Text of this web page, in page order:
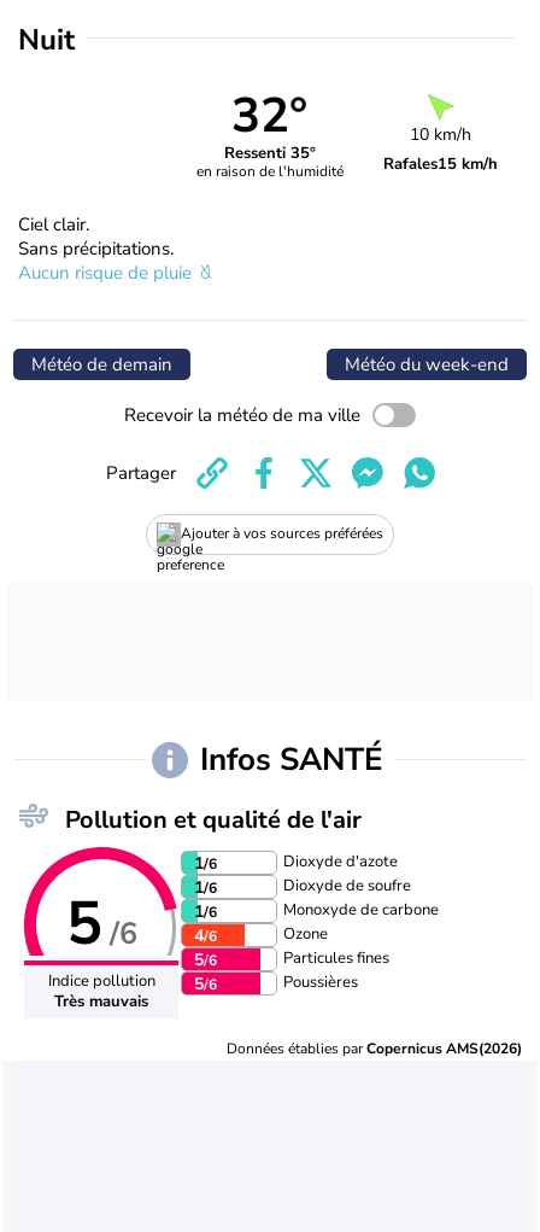
Nuit
32°
Ressenti 35°
en raison de l'humidité
10 km/h
Rafales15 km/h
Ciel clair.
Sans précipitations.
Aucun risque de pluie
Météo de demain Météo du week-end
Recevoir la météo de ma ville
Ajouter à vos sources préférées
Partager
Infos SANTÉ
Pollution et qualité de l'air
5 /6
Indice pollution
Très mauvais
1/6 Dioxyde d'azote
1/6 Dioxyde de soufre
1/6 Monoxyde de carbone
4/6 Ozone
5/6 Particules fines
5/6 Poussières
Données établies parCopernicus AMS(2026)